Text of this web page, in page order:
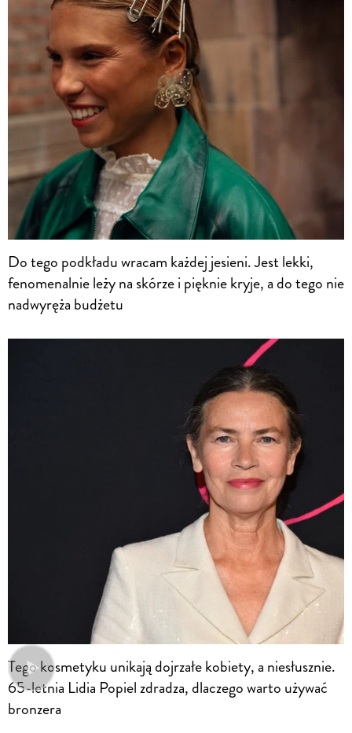
Do tego podkładu wracam każdej jesieni. Jest lekki,
fenomenalnie leży na skórze i pięknie kryje, a do tego nie
nadwyręża budżetu
Tego kosmetyku unikają dojrzałe kobiety, a niesłusznie.
65-letnia Lidia Popiel zdradza, dlaczego warto używać
bronzera